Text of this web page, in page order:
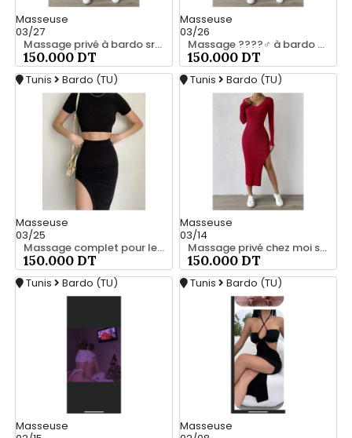
Masseuse
03/27
Massage privé à bardo srd 20466285
150.000 DT
Masseuse
03/26
Massage ????‍♂️ à bardo srd chez moi 55066248
150.000 DT
Tunis Bardo (TU)
Masseuse
03/25
Massage complet pour les hommes srd 20466285
150.000 DT
Tunis Bardo (TU)
Masseuse
03/14
Massage privé chez moi srd 55066248
150.000 DT
Tunis Bardo (TU)
Masseuse
Tunis Bardo (TU)
Masseuse